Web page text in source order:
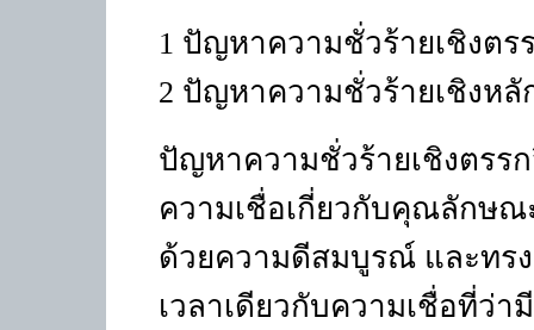
1 ปัญหาความชั่วร้ายเชิงตร
2 ปัญหาความชั่วร้ายเชิงห
ปัญหาความชั่วร้ายเชิงตรร
ความเชื่อเกี่ยวกับคุณลักษณ
ด้วยความดีสมบูรณ์ และทร
เวลาเดียวกับความเชื่อที่ว่